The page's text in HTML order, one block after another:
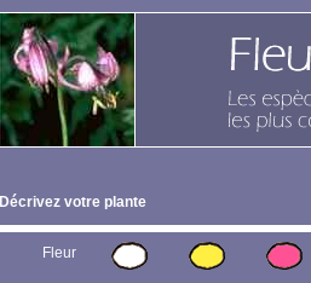
Décrivez votre plante
Fleur